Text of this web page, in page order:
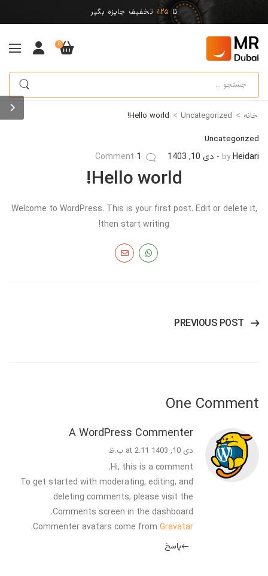
تا 25% تخفیف جایزه بگیر
0
خانه >
Uncategorized
>
Hello world!
Uncategorized
byHeidari دی 10, 1403 1
Hello world!
Welcome to WordPress. This is your first post. Edit or delete it,
then start writing!
PREVIOUS POST
One Comment
A WordPress Commenter
دی 10, 1403 at 2:11 ب.ظ
Hi, this is a comment.
To get started with moderating, editing, and
deleting comments, please visit the
Comments screen in the dashboard.
Commenter avatars come from Gravatar
.
پاسخ